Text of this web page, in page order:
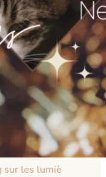
sur les lumiè